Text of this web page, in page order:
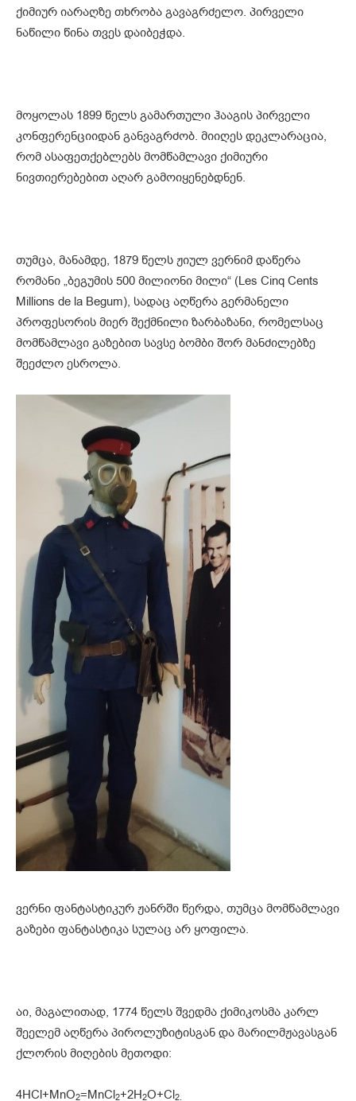
ქიმიურ იარაღზე თხრობა გავაგრძელო. პირველი
ნაწილი წინა თვეს დაიბეჭდა.
მოყოლას 1899 წელს გამართული ჰააგის პირველი
კონფერენციიდან განვაგრძობ. მიიღეს დეკლარაცია,
რომ ასაფეთქებლებს მომწამლავი ქიმიური
ნივთიერებებით აღარ გამოიყენებდნენ.
თუმცა, მანამდე, 1879 წელს ჟიულ ვერნიმ დაწერა
რომანი „ბეგუმის 500 მილიონი მილი“ (Les Cinq Cents
Millions de la Begum), სადაც აღწერა გერმანელი
პროფესორის მიერ შექმნილი ზარბაზანი, რომელსაც
მომწამლავი გაზებით სავსე ბომბი შორ მანძილებზე
შეეძლო ესროლა.
ვერნი ფანტასტიკურ ჟანრში წერდა, თუმცა მომწამლავი
გაზები ფანტასტიკა სულაც არ ყოფილა.
აი, მაგალითად, 1774 წელს შვედმა ქიმიკოსმა კარლ
შეელემ აღწერა პიროლუზიტისგან და მარილმჟავასგან
ქლორის მიღების მეთოდი:
4HCl+MnO2=MnCl2+2H2O+Cl2.